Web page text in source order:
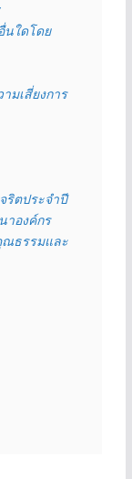
นใดโดย
มเสี่ยงการ
ริตประจำปี
าองค์กร
ณธรรมและ